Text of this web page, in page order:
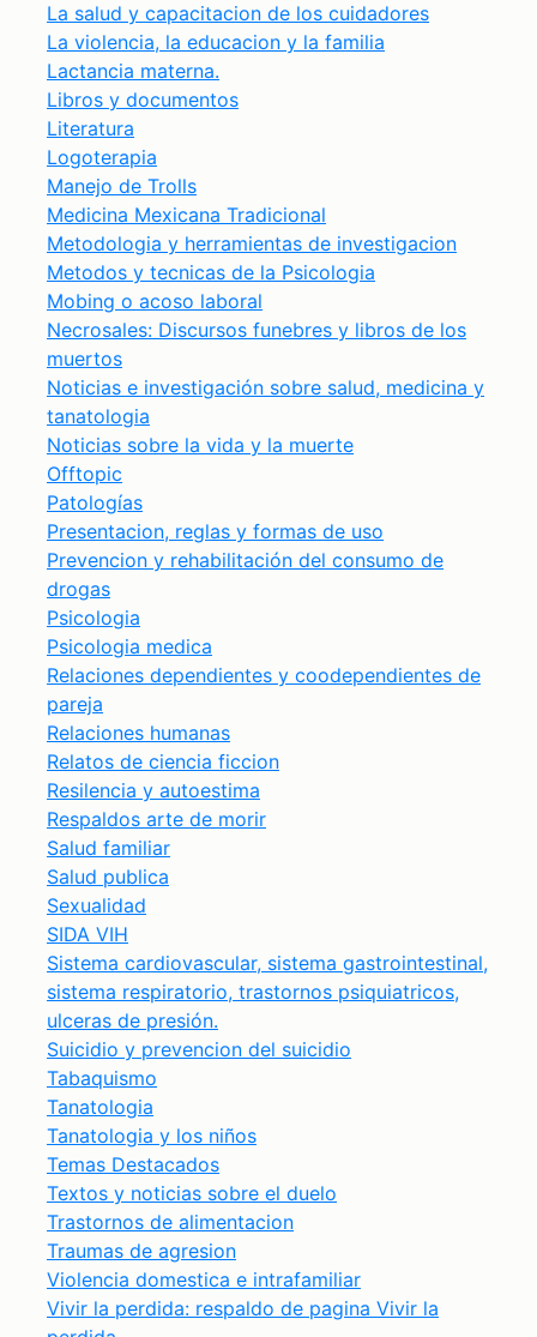
La salud y capacitacion de los cuidadores
La violencia, la educacion y la familia
Lactancia materna.
Libros y documentos
Literatura
Logoterapia
Manejo de Trolls
Medicina Mexicana Tradicional
Metodologia y herramientas de investigacion
Metodos y tecnicas de la Psicologia
Mobing o acoso laboral
Necrosales: Discursos funebres y libros de los
muertos
Noticias e investigación sobre salud, medicina y
tanatologia
Noticias sobre la vida y la muerte
Offtopic
Patologías
Presentacion, reglas y formas de uso
Prevencion y rehabilitación del consumo de
drogas
Psicologia
Psicologia medica
Relaciones dependientes y coodependientes de
pareja
Relaciones humanas
Relatos de ciencia ficcion
Resilencia y autoestima
Respaldos arte de morir
Salud familiar
Salud publica
Sexualidad
SIDA VIH
Sistema cardiovascular, sistema gastrointestinal,
sistema respiratorio, trastornos psiquiatricos,
ulceras de presión.
Suicidio y prevencion del suicidio
Tabaquismo
Tanatologia
Tanatologia y los niños
Temas Destacados
Textos y noticias sobre el duelo
Trastornos de alimentacion
Traumas de agresion
Violencia domestica e intrafamiliar
Vivir la perdida: respaldo de pagina Vivir la